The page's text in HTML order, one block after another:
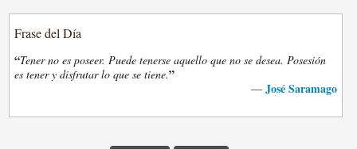
Frase del Día
“Tener no es poseer. Puede tenerse aquello que no se desea. Posesión
es tener y disfrutar lo que se tiene.”
— José Saramago